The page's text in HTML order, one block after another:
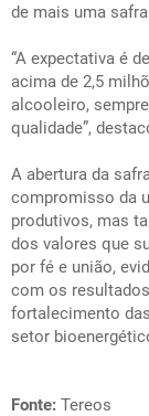
de mais uma
“A expectativa é
acima de 2,5
alcooleiro,
qualidade”,
A abertura da
compromisso da
produtivos, mas
dos valores que
por fé e união,
com os
fortalecimento
setor
Fonte: Tereos